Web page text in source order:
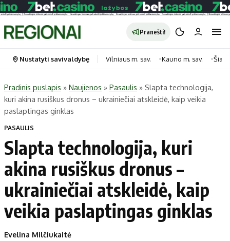
Pranešti!
Portalas
Naujausi
Regionai
Lietuva
Pasaulis
Politika
Patarimai
Kategorijos
Horoskopai
Laisvalaikis
Maistas
Sveikata
Technologijos
Nustatyti savivaldybę Vilniaus m. sav. Kauno m. sav.
Pradinis puslapis » Naujienos » Pasaulis » Slapta technologija,
kuri akina rusiškus dronus – ukrainiečiai atskleidė, kaip veikia
paslaptingas ginklas
PASAULIS
Slapta technologija, kuri
akina rusiškus dronus –
ukrainiečiai atskleidė, kaip
veikia paslaptingas ginklas
Evelina Milčiukaitė